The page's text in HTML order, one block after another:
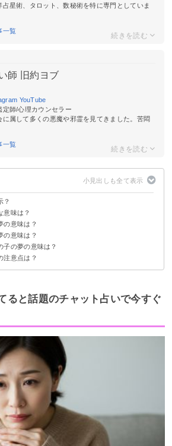
占星術、タロット、数秘術を特に専門としていま
一覧
師 旧約ヨブ
YouTube
定師/心理カウンセラー
に属して多くの悪魔や邪霊を見てきました。苦悶
一覧
？
意味は？
る暗示
決まる
の意味は？
【吉夢】
吉夢・凶夢】
夢・凶夢】
【凶夢】
夢【吉夢・願望夢】
る夢【吉夢】
夢】
【願望夢】
いる夢【吉夢】
の意味は？
望夢】
夢【吉夢】
吉夢】
夢】
夢【警告夢】
る夢【吉夢】
【吉夢】
夢【吉夢】
子の夢の意味は？
【吉夢】
【吉夢・警告夢】
吉夢】
【吉夢】
注意点は？
に挑戦する
や凶夢は人に話す
ると話題のチャット占いで今すぐ